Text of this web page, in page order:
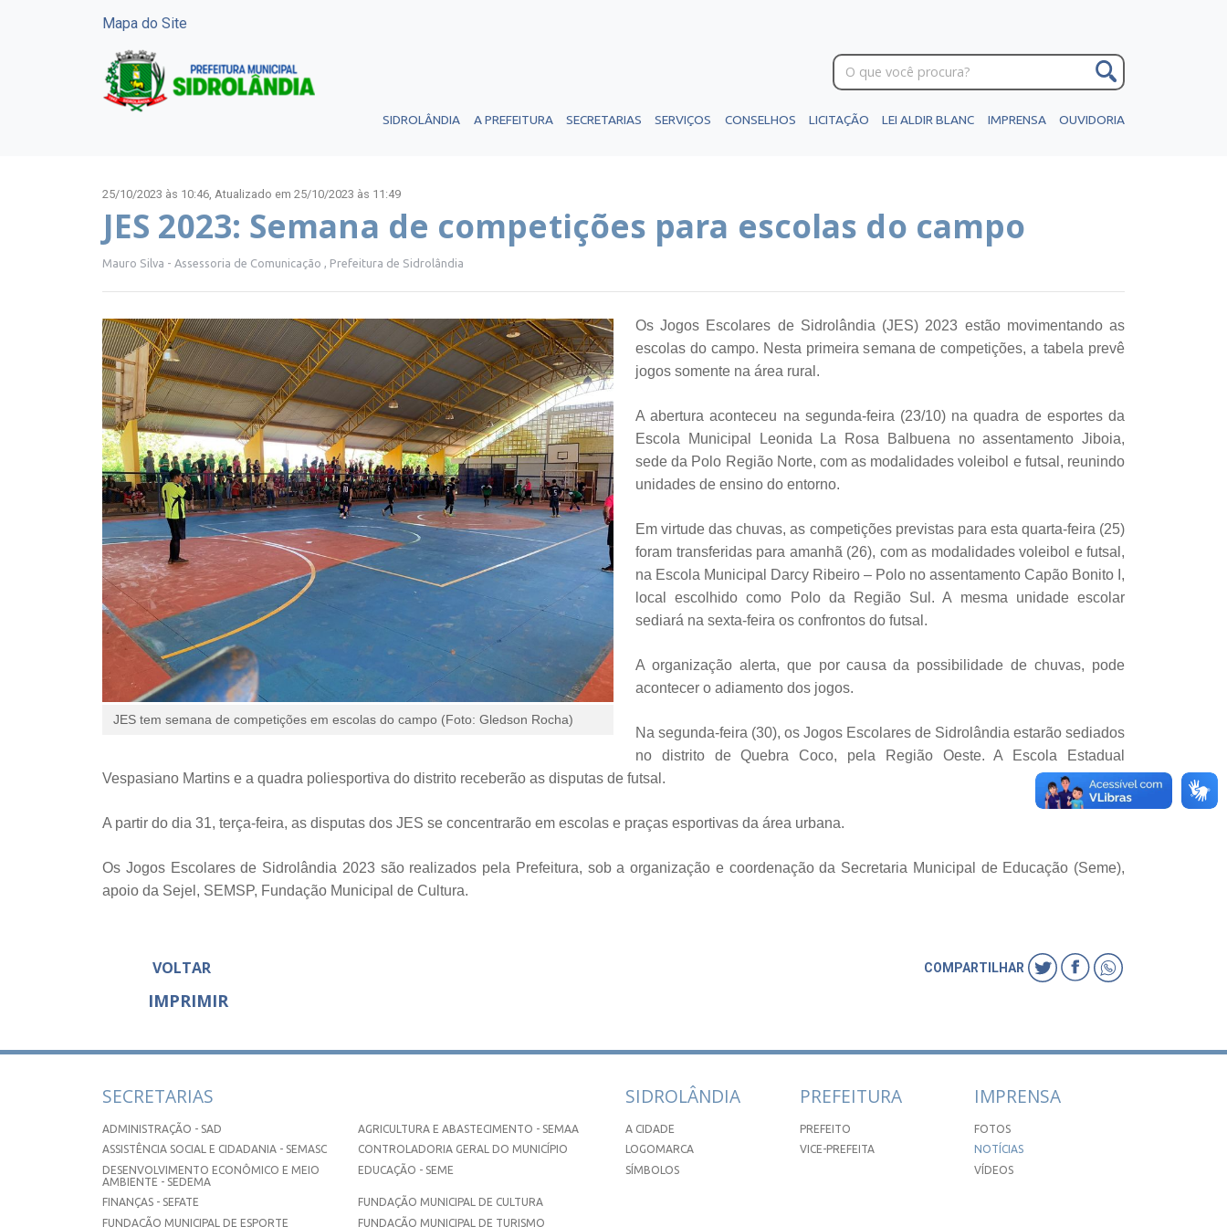
Mapa do Site
SIDROLÂNDIA A PREFEITURA SECRETARIAS SERVIÇOS CONSELHOS LICITAÇÃO LEI ALDIR BLANC IMPRENSA OUVIDORIA
25/10/2023 às 10:46, Atualizado em 25/10/2023 às 11:49
JES 2023: Semana de competições para escolas do campo
Mauro Silva - Assessoria de Comunicação , Prefeitura de Sidrolândia
JES tem semana de competições em escolas do campo (Foto: Gledson Rocha)
Os Jogos Escolares de Sidrolândia (JES) 2023 estão movimentando as
escolas do campo. Nesta primeira semana de competições, a tabela prevê
jogos somente na área rural.
A abertura aconteceu na segunda-feira (23/10) na quadra de esportes da
Escola Municipal Leonida La Rosa Balbuena no assentamento Jiboia,
sede da Polo Região Norte, com as modalidades voleibol e futsal, reunindo
unidades de ensino do entorno.
Em virtude das chuvas, as competições previstas para esta quarta-feira (25)
foram transferidas para amanhã (26), com as modalidades voleibol e futsal,
na Escola Municipal Darcy Ribeiro – Polo no assentamento Capão Bonito I,
local escolhido como Polo da Região Sul. A mesma unidade escolar
sediará na sexta-feira os confrontos do futsal.
A organização alerta, que por causa da possibilidade de chuvas, pode
acontecer o adiamento dos jogos.
Na segunda-feira (30), os Jogos Escolares de Sidrolândia estarão sediados
no distrito de Quebra Coco, pela Região Oeste. A Escola Estadual
Vespasiano Martins e a quadra poliesportiva do distrito receberão as disputas de futsal.
A partir do dia 31, terça-feira, as disputas dos JES se concentrarão em escolas e praças esportivas da área urbana.
Os Jogos Escolares de Sidrolândia 2023 são realizados pela Prefeitura, sob a organização e coordenação da Secretaria Municipal de Educação (Seme),
apoio da Sejel, SEMSP, Fundação Municipal de Cultura.
VOLTAR
IMPRIMIR
COMPARTILHAR
SECRETARIAS
ADMINISTRAÇÃO - SAD
AGRICULTURA E ABASTECIMENTO - SEMAA
ASSISTÊNCIA SOCIAL E CIDADANIA - SEMASC
CONTROLADORIA GERAL DO MUNICÍPIO
DESENVOLVIMENTO ECONÔMICO E MEIO
AMBIENTE - SEDEMA
EDUCAÇÃO - SEME
FINANÇAS - SEFATE
FUNDAÇÃO MUNICIPAL DE CULTURA
FUNDAÇÃO MUNICIPAL DE ESPORTE
FUNDAÇÃO MUNICIPAL DE TURISMO
SIDROLÂNDIA
A CIDADE
LOGOMARCA
SÍMBOLOS
PREFEITURA
PREFEITO
VICE-PREFEITA
IMPRENSA
FOTOS
NOTÍCIAS
VÍDEOS